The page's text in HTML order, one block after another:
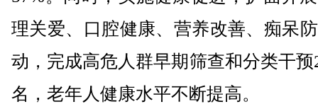
理关爱、口腔健康、营养改善、痴呆
动，完成高危人群早期筛查和分类干预
名，老年人健康水平不断提高。